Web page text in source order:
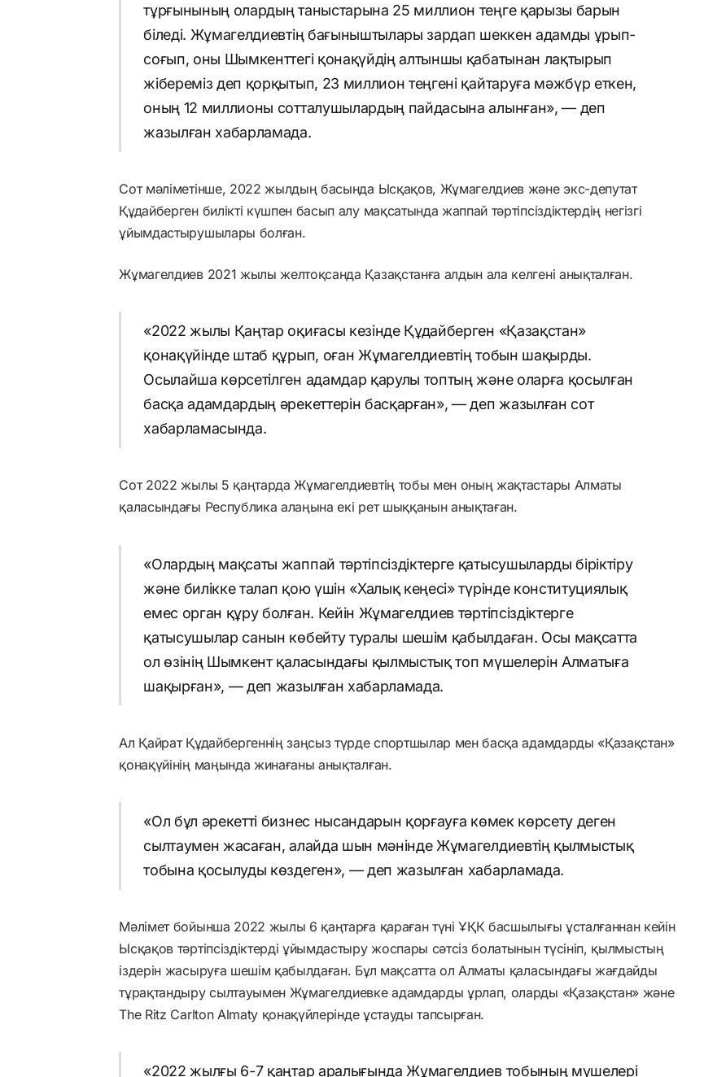
тұрғынының олардың таныстарына 25 миллион теңге қарызы барын
біледі. Жұмагелдиевтің бағыныштылары зардап шеккен адамды ұрып-
соғып, оны Шымкенттегі қонақүйдің алтыншы қабатынан лақтырып
жібереміз деп қорқытып, 23 миллион теңгені қайтаруға мәжбүр еткен,
оның 12 миллионы сотталушылардың пайдасына алынған», — деп
жазылған хабарламада.
Сот мәліметінше, 2022 жылдың басында Ысқақов, Жұмагелдиев және экс-депутат
Құдайберген билікті күшпен басып алу мақсатында жаппай тәртіпсіздіктердің негізгі
ұйымдастырушылары болған.
Жұмагелдиев 2021 жылы желтоқсанда Қазақстанға алдын ала келгені анықталған.
«2022 жылы Қаңтар оқиғасы кезінде Құдайберген «Қазақстан»
қонақүйінде штаб құрып, оған Жұмагелдиевтің тобын шақырды.
Осылайша көрсетілген адамдар қарулы топтың және оларға қосылған
басқа адамдардың әрекеттерін басқарған», — деп жазылған сот
хабарламасында.
Сот 2022 жылы 5 қаңтарда Жұмагелдиевтің тобы мен оның жақтастары Алматы
қаласындағы Республика алаңына екі рет шыққанын анықтаған.
«Олардың мақсаты жаппай тәртіпсіздіктерге қатысушыларды біріктіру
және билікке талап қою үшін «Халық кеңесі» түрінде конституциялық
емес орган құру болған. Кейін Жұмагелдиев тәртіпсіздіктерге
қатысушылар санын көбейту туралы шешім қабылдаған. Осы мақсатта
ол өзінің Шымкент қаласындағы қылмыстық топ мүшелерін Алматыға
шақырған», — деп жазылған хабарламада.
Ал Қайрат Құдайбергеннің заңсыз түрде спортшылар мен басқа адамдарды «Қазақстан»
қонақүйінің маңында жинағаны анықталған.
«Ол бұл әрекетті бизнес нысандарын қорғауға көмек көрсету деген
сылтаумен жасаған, алайда шын мәнінде Жұмагелдиевтің қылмыстық
тобына қосылуды көздеген», — деп жазылған хабарламада.
Мәлімет бойынша 2022 жылы 6 қаңтарға қараған түні ҰҚК басшылығы ұсталғаннан кейін
Ысқақов тәртіпсіздіктерді ұйымдастыру жоспары сәтсіз болатынын түсініп, қылмыстың
іздерін жасыруға шешім қабылдаған. Бұл мақсатта ол Алматы қаласындағы жағдайды
тұрақтандыру сылтауымен Жұмагелдиевке адамдарды ұрлап, оларды «Қазақстан» және
The Ritz Carlton Almaty қонақүйлерінде ұстауды тапсырған.
«2022 жылғы 6-7 қаңтар аралығында Жұмагелдиев тобының мүшелері